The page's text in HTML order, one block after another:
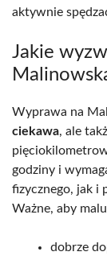
aktywnie
Jakie
Wyprawa na
ciekawa, ale
godziny i
fizycznego, jak i
Ważne, aby
dobrze